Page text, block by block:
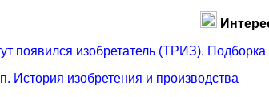
появился изобретатель (ТРИЗ). Подборка
История изобретения и производства